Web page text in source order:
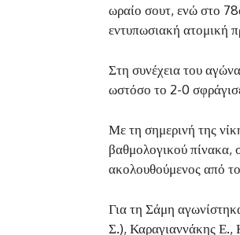
ωραίο σουτ, ενώ στο
εντυπωσιακή ατομική
Στη συνέχεια του
ωστόσο το 2-0
Με τη σημερινή της
βαθμολογικού πίνακα,
ακολουθούμενος από
Για τη Σάμη
Σ.), Καραγιαννάκης Ε.,